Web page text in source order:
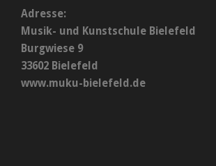
Adresse:
Musik- und Kunstschule Bielefeld
Burgwiese 9
33602 Bielefeld
www.muku-bielefeld.de